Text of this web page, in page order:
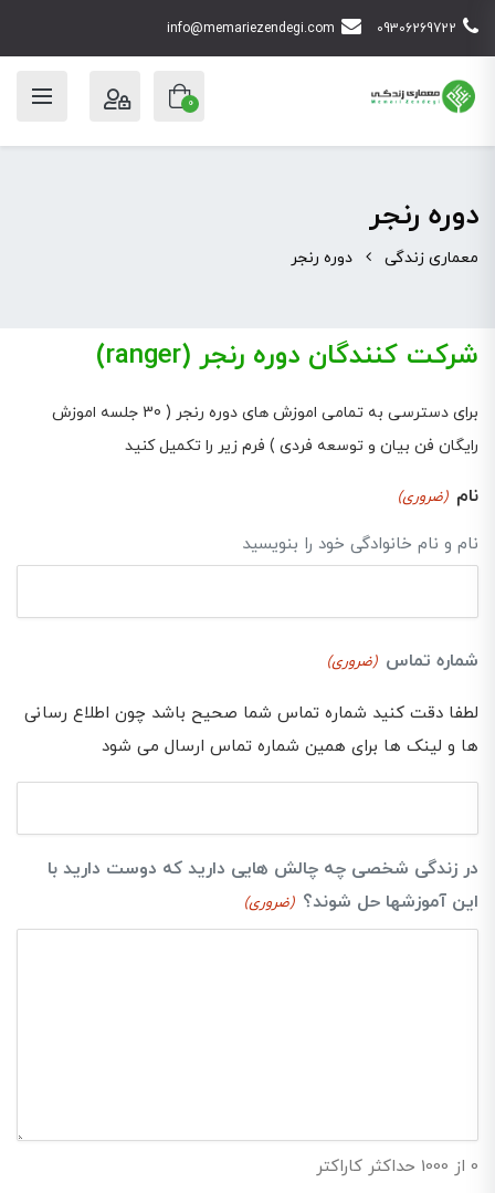
09306269722
info@memariezendegi.com
0
دوره رنجر
معماری زندگی دوره رنجر
شرکت کنندگان دوره رنجر (ranger)
برای دسترسی به تمامی اموزش های دوره رنجر ( 30 جلسه اموزش
رایگان فن بیان و توسعه فردی ) فرم زیر را تکمیل کنید
نام (ضروری)
نام و نام خانوادگی خود را بنویسید
شماره تماس (ضروری)
لطفا دقت کنید شماره تماس شما صحیح باشد چون اطلاع رسانی
ها و لینک ها برای همین شماره تماس ارسال می شود
در زندگی شخصی چه چالش هایی دارید که دوست دارید با
این آموزشها حل شوند؟ (ضروری)
0 از 1000 حداکثر کاراکتر